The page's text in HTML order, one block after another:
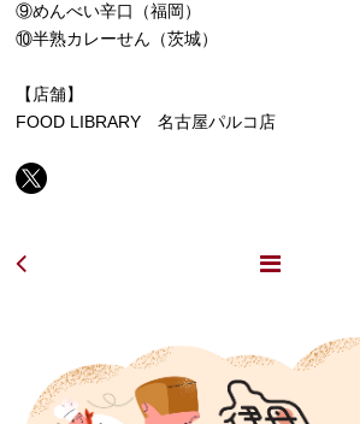
⑨めんべい辛口（福岡）
⑩半熟カレーせん（茨城）
【店舗】
FOOD LIBRARY 名古屋パルコ店